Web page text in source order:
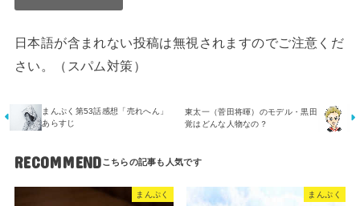
日本語が含まれない投稿は無視されますのでご注意くだ
さい。（スパム対策）
まんぷく第53話感想「売れへん」
あらすじ
東太一（菅田将暉）のモデル・黒田
覚はどんな人物なの？
RECOMMEND
まんぷく まんぷく